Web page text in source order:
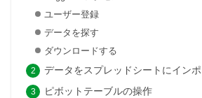
ユーザー登録
データを探す
ダウンロードする
データをスプレッドシートにイン
ピボットテーブルの操作